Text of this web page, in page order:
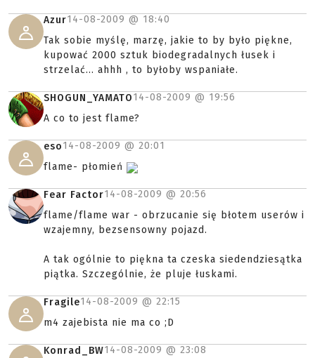
Azur14-08-2009 @ 18:40
Tak sobie myślę, marzę, jakie to by było piękne,
kupować 2000 sztuk biodegradalnych łusek i
strzelać... ahhh , to byłoby wspaniałe.
SHOGUN_YAMATO14-08-2009 @ 19:56
A co to jest flame?
eso14-08-2009 @ 20:01
flame- płomień
Fear Factor14-08-2009 @ 20:56
flame/flame war - obrzucanie się błotem userów i
wzajemny, bezsensowny pojazd.
A tak ogólnie to piękna ta czeska siedendziesątka
piątka. Szczególnie, że pluje łuskami.
Fragile14-08-2009 @ 22:15
m4 zajebista nie ma co ;D
Konrad_BW14-08-2009 @ 23:08